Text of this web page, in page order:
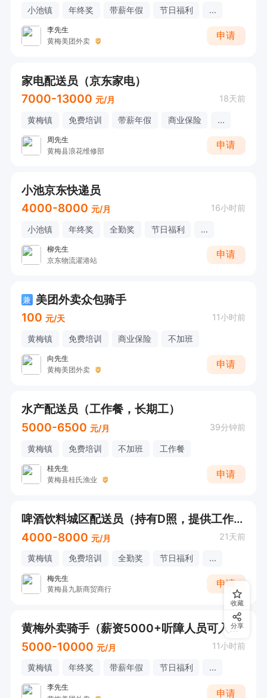
小池镇 年终奖 带薪年假 节日福利 ...
李先生
黄梅美团外卖
申请
家电配送员（京东家电）
7000-13000 元/月 18天前
黄梅镇 免费培训 带薪年假 商业保险 ...
周先生
黄梅县浪花维修部
申请
小池京东快递员
4000-8000 元/月 16小时前
小池镇 年终奖 全勤奖 节日福利 ...
柳先生
京东物流濯港站
申请
兼 美团外卖众包骑手
100 元/天 11小时前
黄梅镇 免费培训 商业保险 不加班
向先生
黄梅美团外卖
申请
水产配送员（工作餐，长期工）
5000-6500 元/月 39分钟前
黄梅镇 免费培训 不加班 工作餐
桂先生
黄梅县桂氏渔业
申请
啤酒饮料城区配送员（持有D照，提供工作餐）
4000-8000 元/月 21天前
黄梅镇 免费培训 全勤奖 节日福利 ...
梅先生
黄梅县九新商贸商行
申请
黄梅外卖骑手（薪资5000+听障人员可入职，有专人培训）
5000-10000 元/月 11小时前
黄梅镇 年终奖 带薪年假 节日福利 ...
李先生
申请
收藏
分享